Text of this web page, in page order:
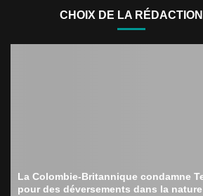
CHOIX DE LA RÉDACTION
La Colombie-Britannique condamne
pour des déversements dans la nature